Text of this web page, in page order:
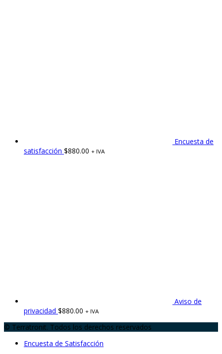
Encuesta de
satisfacción $880.00 + IVA
Aviso de
privacidad $880.00 + IVA
© Terratronit. Todos los derechos reservados
Encuesta de Satisfacción